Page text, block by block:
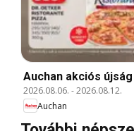
Auchan akciós újság
2026.08.06. -2026.08.12.
Auchan